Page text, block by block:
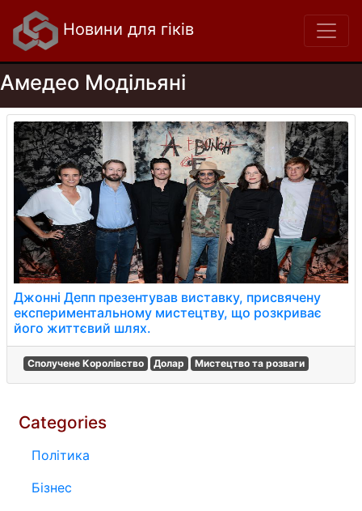
Новини для гіків
Амедео Модільяні
Джонні Депп презентував виставку, присвячену
експериментальному мистецтву, що розкриває
його життєвий шлях.
Сполучене Королівство Долар Мистецтво та розваги
Categories
Політика
Бізнес